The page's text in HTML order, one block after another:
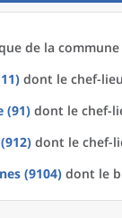
de la commune
dont le chef-
(91) dont le chef-
dont le chef-
(9104) dont le